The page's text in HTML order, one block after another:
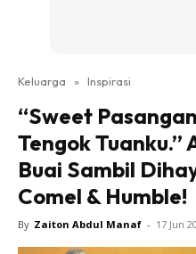
Keluarga » Inspirasi
“Sweet
Tengok Tuanku.”
Buai Sambil
Comel & Humble!
By Zaiton Abdul Manaf - 17 Jun